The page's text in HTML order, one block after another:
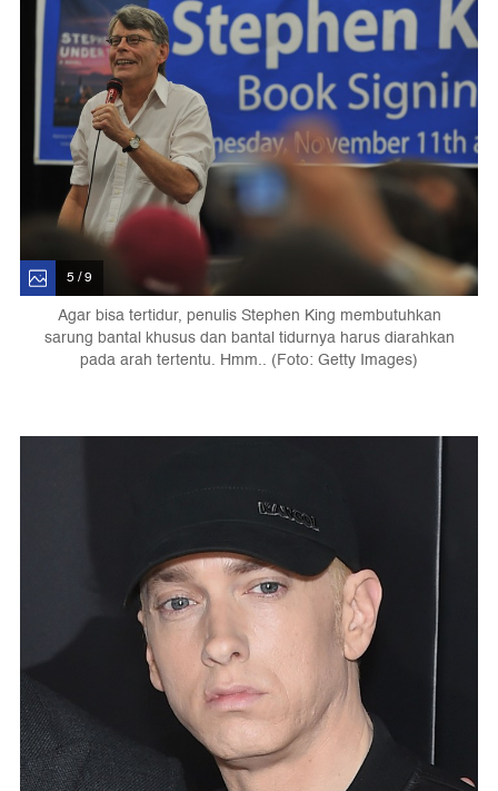
5 / 9
Agar bisa tertidur, penulis Stephen King membutuhkan
sarung bantal khusus dan bantal tidurnya harus diarahkan
pada arah tertentu. Hmm.. (Foto: Getty Images)